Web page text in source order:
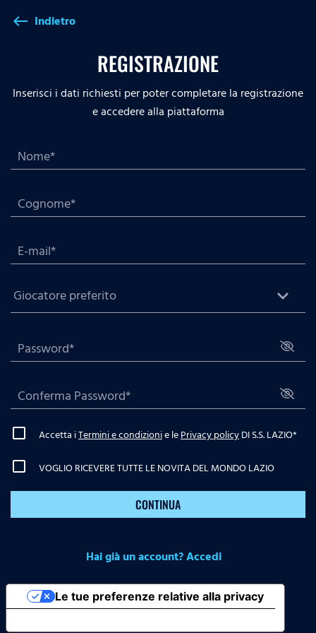
west Indietro
REGISTRAZIONE
Inserisci i dati richiesti per poter completare la registrazione
e accedere alla piattaforma
Accetta iTermini e condizionie lePrivacy policyDI S.S. LAZIO*
VOGLIO RICEVERE TUTTE LE NOVITA DEL MONDO LAZIO
CONTINUA
Hai già un account? Accedi
Le tue preferenze relative alla privacy